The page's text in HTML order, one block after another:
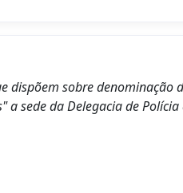
dispõem sobre
sede da Delegacia de